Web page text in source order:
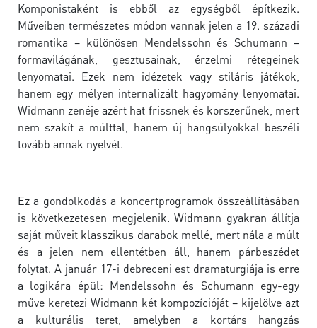
Komponistaként is ebből az egységből építkezik.
Műveiben természetes módon vannak jelen a 19. századi
romantika – különösen Mendelssohn és Schumann –
formavilágának, gesztusainak, érzelmi rétegeinek
lenyomatai. Ezek nem idézetek vagy stiláris játékok,
hanem egy mélyen internalizált hagyomány lenyomatai.
Widmann zenéje azért hat frissnek és korszerűnek, mert
nem szakít a múlttal, hanem új hangsúlyokkal beszéli
tovább annak nyelvét.
Ez a gondolkodás a koncertprogramok összeállításában
is következetesen megjelenik. Widmann gyakran állítja
saját műveit klasszikus darabok mellé, mert nála a múlt
és a jelen nem ellentétben áll, hanem párbeszédet
folytat. A január 17-i debreceni est dramaturgiája is erre
a logikára épül: Mendelssohn és Schumann egy-egy
műve keretezi Widmann két kompozícióját – kijelölve azt
a kulturális teret, amelyben a kortárs hangzás